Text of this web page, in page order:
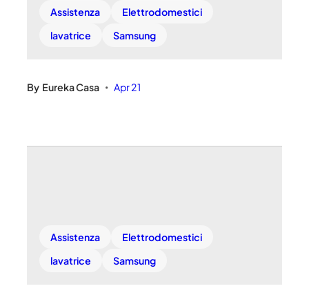
Assistenza
Elettrodomestici
lavatrice
Samsung
By Eureka Casa • Apr 21
Assistenza
Elettrodomestici
lavatrice
Samsung